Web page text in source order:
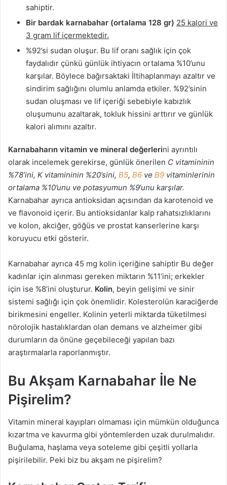
sahiptir.
Bir bardak karnabahar (ortalama 128 gr) 25 kalori ve
3 gram lif içermektedir.
%92’si sudan oluşur. Bu lif oranı sağlık için çok
faydalıdır çünkü günlük ihtiyacın ortalama %10’unu
karşılar. Böylece bağırsaktaki İltihaplanmayı azaltır ve
sindirim sağlığını olumlu anlamda etkiler. %92’sinin
sudan oluşması ve lif içeriği sebebiyle kabızlık
oluşumunu azaltarak, tokluk hissini arttırır ve günlük
kalori alımını azaltır.
Karnabaharın vitamin ve mineral değerlerini ayrıntılı
olarak incelemek gerekirse, günlük önerilen C vitamininin
%78’ini, K vitamininin %20’sini, B5, B6 ve B9 vitaminlerinin
ortalama %10’unu ve potasyumun %9‘unu karşılar.
Karnabahar ayrıca antioksidan açısından da karotenoid ve
ve flavonoid içerir. Bu antioksidanlar kalp rahatsızlıklarını
ve kolon, akciğer, göğüs ve prostat kanserlerine karşı
koruyucu etki gösterir.
Karnabahar ayrıca 45 mg kolin içeriğine sahiptir Bu değer
kadınlar için alınması gereken miktarın %11’ini; erkekler
için ise %8’ini oluşturur. Kolin, beyin gelişimi ve sinir
sistemi sağlığı için çok önemlidir. Kolesterolün karaciğerde
birikmesini engeller. Kolinin yeterli miktarda tüketilmesi
nörolojik hastalıklardan olan demans ve alzheimer gibi
durumların da önüne geçebileceği yapılan bazı
araştırmalarla raporlanmıştır.
Bu Akşam Karnabahar İle Ne
Pişirelim?
Vitamin mineral kayıpları olmaması için mümkün olduğunca
kızartma ve kavurma gibi yöntemlerden uzak durulmalıdır.
Buğulama, haşlama veya soteleme gibi çeşitli yollarla
pişirilebilir. Peki biz bu akşam ne pişirelim?